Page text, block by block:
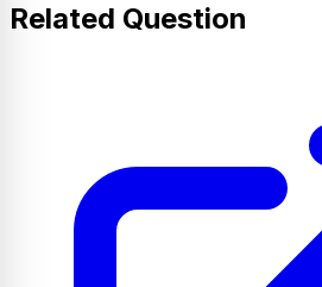
Related Question